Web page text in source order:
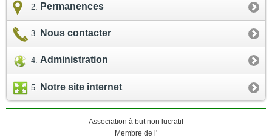
Permanences
Nous contacter
Administration
Notre site internet
Association à but non lucratif
Membre de l'